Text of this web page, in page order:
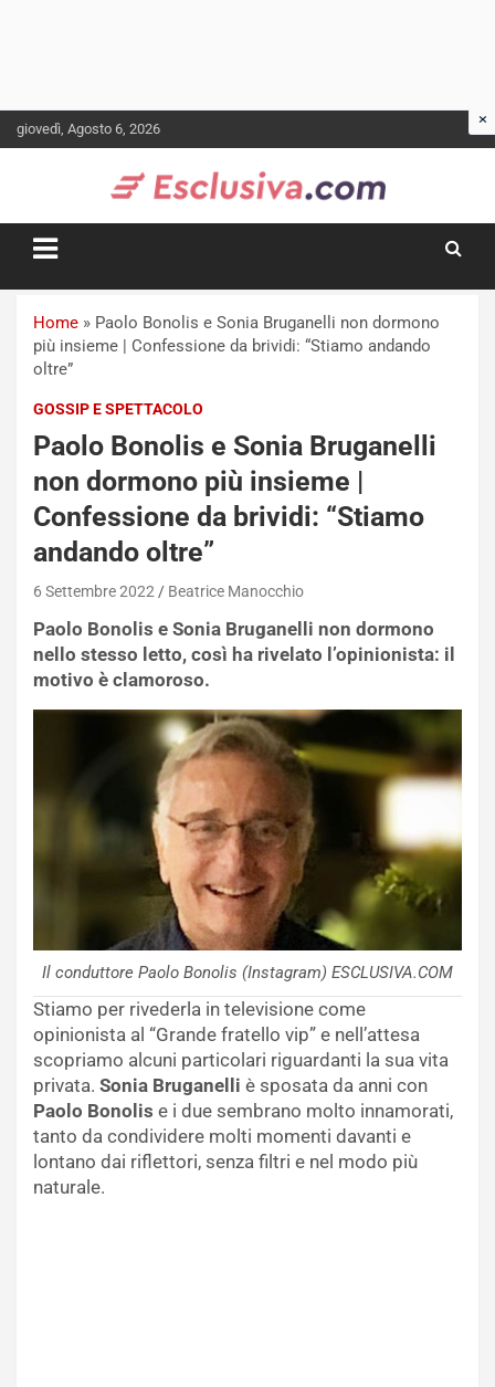
Skip
to
giovedì, Agosto 6, 2026
Home » Paolo Bonolis e Sonia Bruganelli non dormono
più insieme | Confessione da brividi: “Stiamo andando
oltre”
GOSSIP E SPETTACOLO
Paolo Bonolis e Sonia Bruganelli
non dormono più insieme |
Confessione da brividi: “Stiamo
andando oltre”
6 Settembre 2022 Beatrice Manocchio
Paolo Bonolis e Sonia Bruganelli non dormono
nello stesso letto, così ha rivelato l’opinionista: il
motivo è clamoroso.
Il conduttore Paolo Bonolis (Instagram) ESCLUSIVA.COM
Stiamo per rivederla in televisione come
opinionista al “Grande fratello vip” e nell’attesa
scopriamo alcuni particolari riguardanti la sua vita
privata. Sonia Bruganelli è sposata da anni con
Paolo Bonolis e i due sembrano molto innamorati,
tanto da condividere molti momenti davanti e
lontano dai riflettori, senza filtri e nel modo più
naturale.